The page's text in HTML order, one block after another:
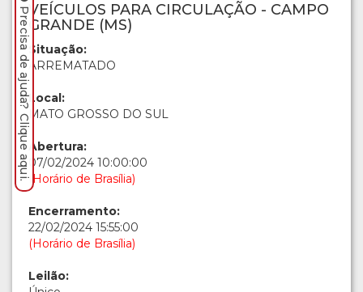
VEÍCULOS PARA CIRCULAÇÃO - CAMPO
GRANDE (MS)
Situação:
ARREMATADO
Local:
MATO GROSSO DO SUL
Abertura:
07/02/2024 10:00:00
(Horário de Brasília)
Encerramento:
22/02/2024 15:55:00
(Horário de Brasília)
Leilão:
Precisa de ajuda? Clique aqui.